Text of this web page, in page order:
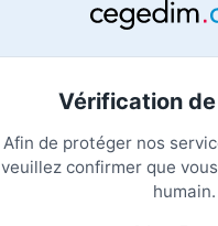
Vérification
Afin de protéger nos
veuillez confirmer que
humain.